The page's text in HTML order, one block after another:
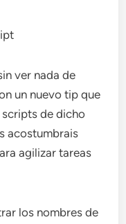
ver nada de
un nuevo tip que
de dicho
acostumbrais
agilizar tareas
los nombres de